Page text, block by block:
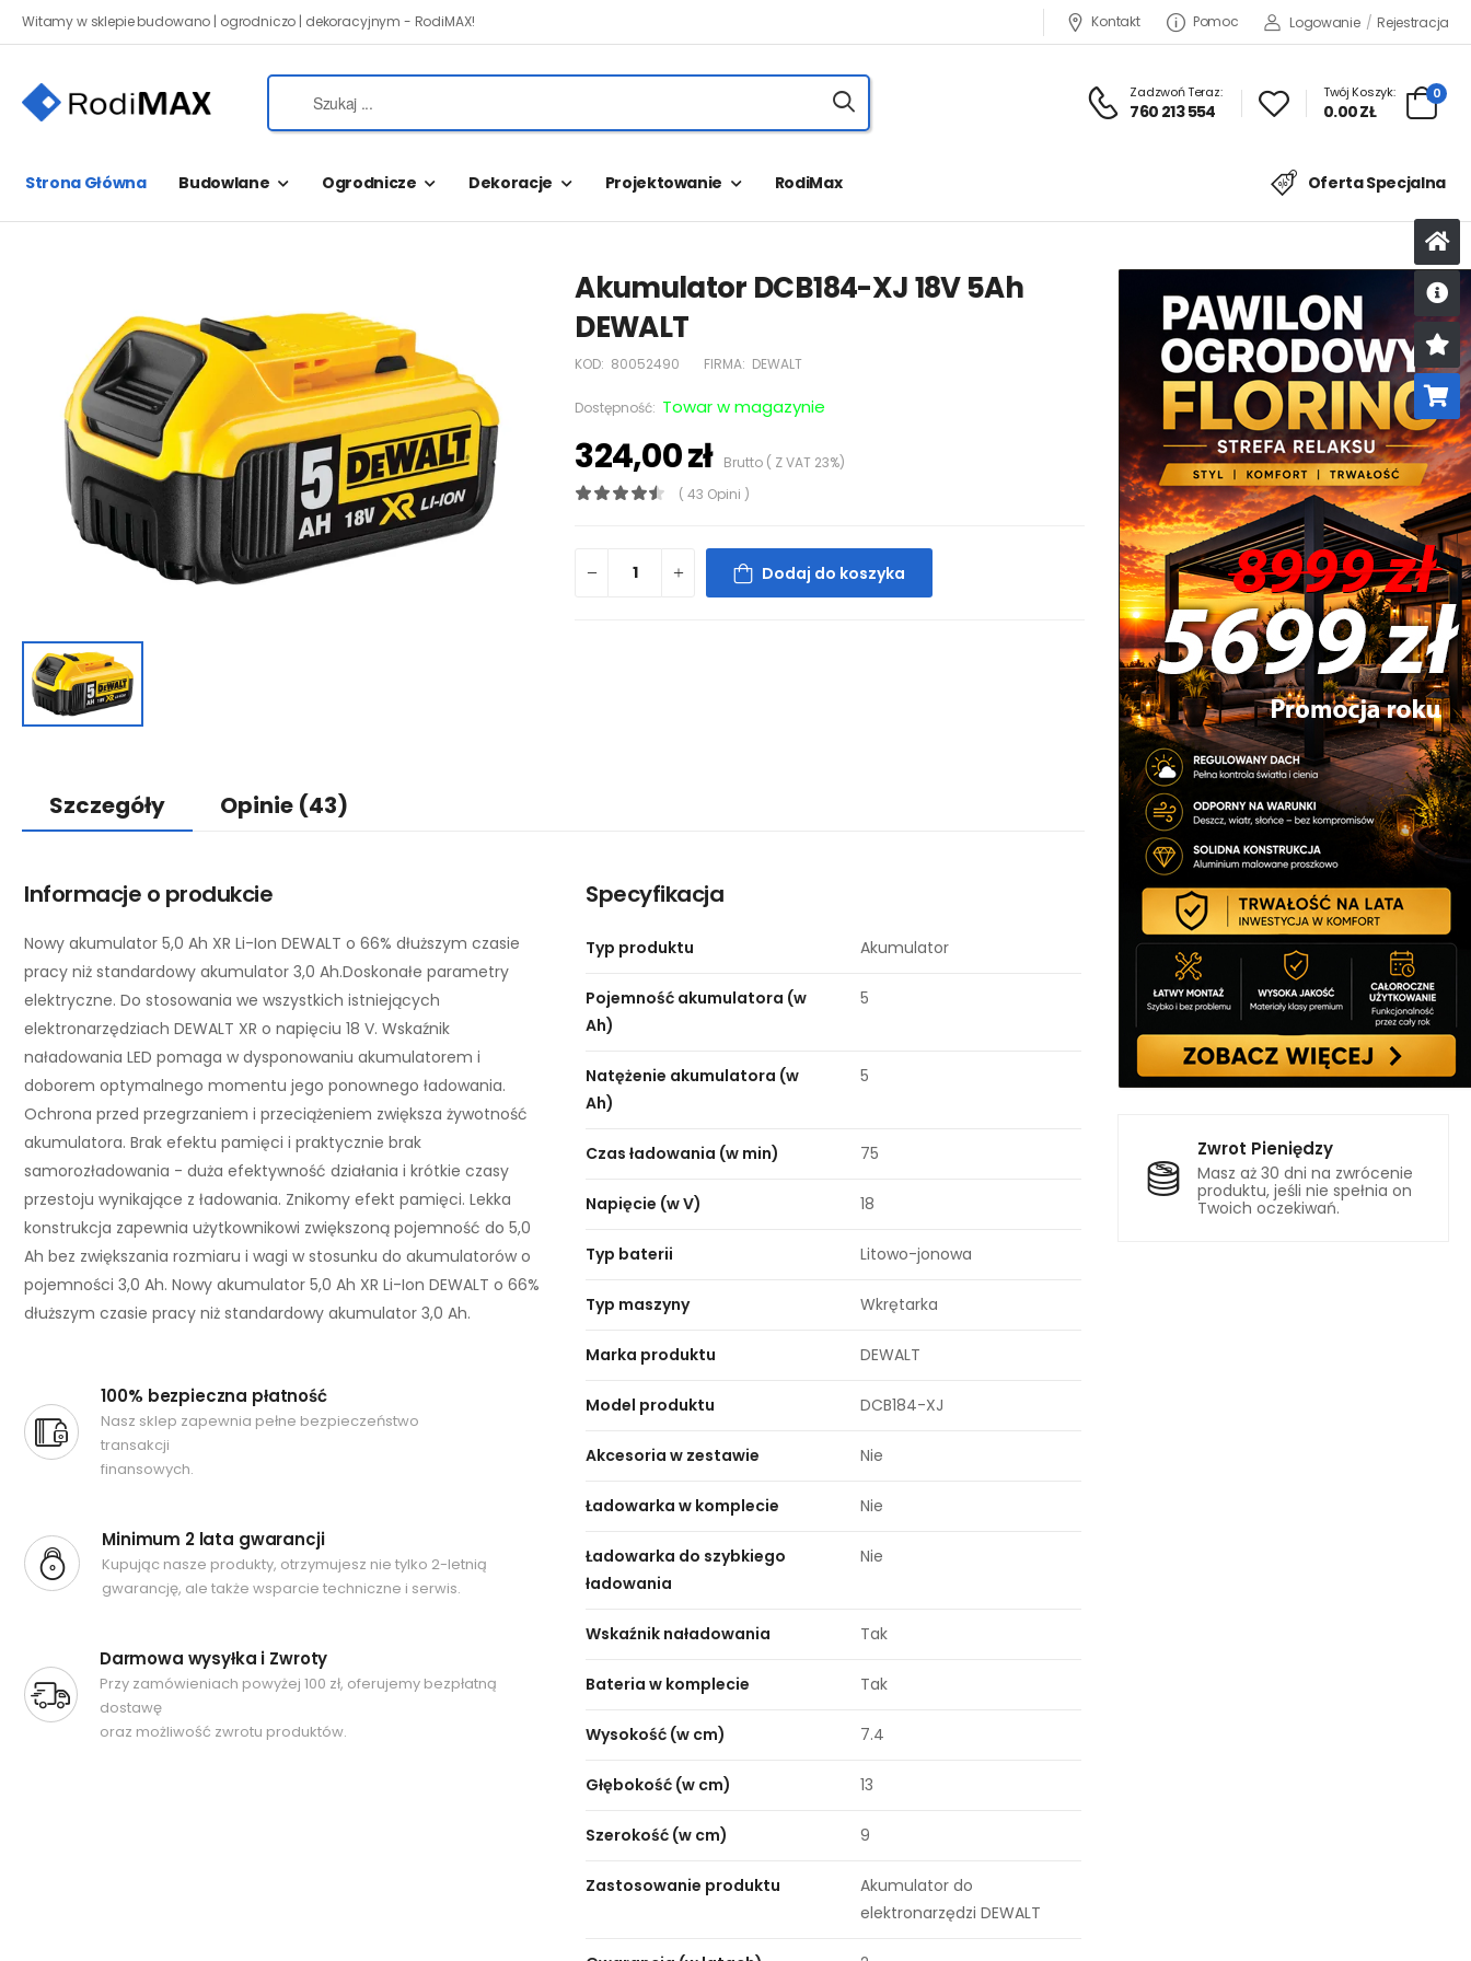
Witamy w sklepie budowano | ogrodniczo | dekoracyjnym - RodiMAX! Kontakt Pomoc Logowanie / Rejestracja
Zadzwoń Teraz:
760 213 554
Twój Koszyk:
0.00 ZŁ
0
Strona Główna Budowlane Ogrodnicze Dekoracje Projektowanie RodiMax Oferta Specjalna
Zwrot Pieniędzy
Masz aż 30 dni na zwrócenie
produktu, jeśli nie spełnia on
Twoich oczekiwań.
Akumulator DCB184-XJ 18V 5Ah
DEWALT
KOD: 80052490 FIRMA: DEWALT
Dostępność: Towar w magazynie
324,00 złBrutto ( Z VAT 23%)
( 43 Opini )
Dodaj do koszyka
Szczegóły Opinie (43)
Informacje o produkcie
Nowy akumulator 5,0 Ah XR Li-Ion DEWALT o 66% dłuższym czasie
pracy niż standardowy akumulator 3,0 Ah.Doskonałe parametry
elektryczne. Do stosowania we wszystkich istniejących
elektronarzędziach DEWALT XR o napięciu 18 V. Wskaźnik
naładowania LED pomaga w dysponowaniu akumulatorem i
doborem optymalnego momentu jego ponownego ładowania.
Ochrona przed przegrzaniem i przeciążeniem zwiększa żywotność
akumulatora. Brak efektu pamięci i praktycznie brak
samorozładowania - duża efektywność działania i krótkie czasy
przestoju wynikające z ładowania. Znikomy efekt pamięci. Lekka
konstrukcja zapewnia użytkownikowi zwiększoną pojemność do 5,0
Ah bez zwiększania rozmiaru i wagi w stosunku do akumulatorów o
pojemności 3,0 Ah. Nowy akumulator 5,0 Ah XR Li-Ion DEWALT o 66%
dłuższym czasie pracy niż standardowy akumulator 3,0 Ah.
100% bezpieczna płatność
Nasz sklep zapewnia pełne bezpieczeństwo
transakcji
finansowych.
Minimum 2 lata gwarancji
Kupując nasze produkty, otrzymujesz nie tylko 2-letnią
gwarancję, ale także wsparcie techniczne i serwis.
Darmowa wysyłka i Zwroty
Przy zamówieniach powyżej 100 zł, oferujemy bezpłatną
dostawę
oraz możliwość zwrotu produktów.
Specyfikacja
Typ produktu Akumulator
Pojemność akumulatora (w
Ah)
5
Natężenie akumulatora (w
Ah)
5
Czas ładowania (w min) 75
Napięcie (w V) 18
Typ baterii Litowo-jonowa
Typ maszyny Wkrętarka
Marka produktu DEWALT
Model produktu DCB184-XJ
Akcesoria w zestawie Nie
Ładowarka w komplecie Nie
Ładowarka do szybkiego
ładowania
Nie
Wskaźnik naładowania Tak
Bateria w komplecie Tak
Wysokość (w cm) 7.4
Głębokość (w cm) 13
Szerokość (w cm) 9
Zastosowanie produktu
Akumulator do
elektronarzędzi DEWALT